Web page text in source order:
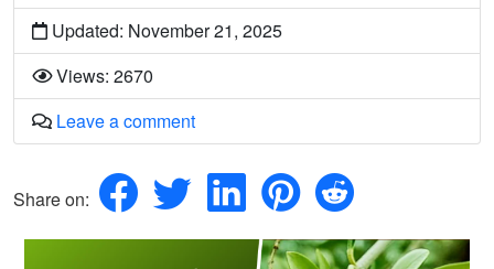
Updated: November 21, 2025
Views: 2670
Leave a comment
Share on: